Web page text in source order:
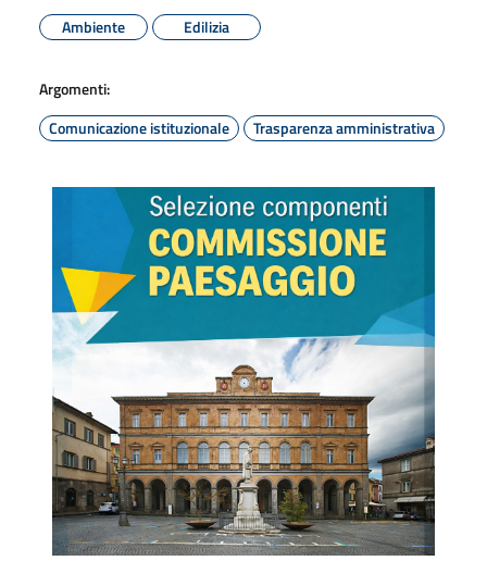
Ambiente
Edilizia
Argomenti:
Comunicazione istituzionale
Trasparenza amministrativa